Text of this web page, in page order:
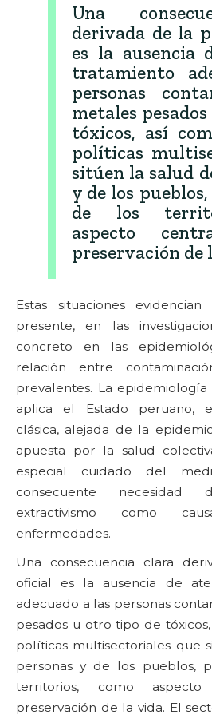
Una
derivada de la
es la ausencia
tratamiento
personas
metales
tóxicos, así
políticas
sitúen la salud
y de los
de los
aspecto
preservación de
Estas situaciones
presente, en las
concreto en las
relación entre
prevalentes. La
aplica el Estado peruano,
clásica, alejada de la
apuesta por la salud
especial cuidado del
consecuente
extractivismo como
enfermedades.
Una consecuencia clara
oficial es la ausencia de
adecuado a las personas
pesados u otro tipo de
políticas multisectoriales que
personas y de los pueblos,
territorios, como
preservación de la vida. El